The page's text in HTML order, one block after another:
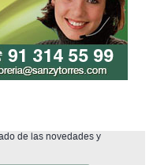
de las novedades y
Consejo, de 27 de abril de
de Protección de Datos